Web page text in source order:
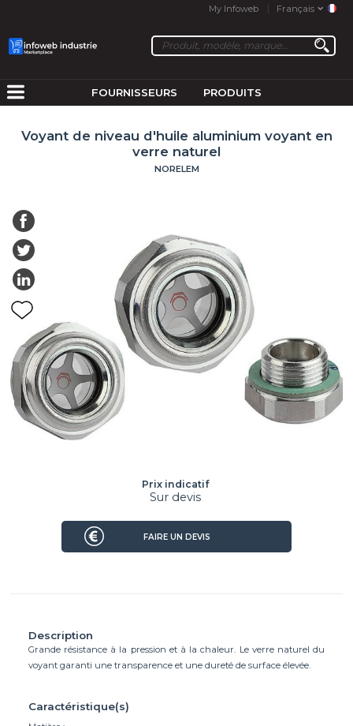
My Infoweb Français
FOURNISSEURS PRODUITS
Voyant de niveau d'huile aluminium voyant en
verre naturel
NORELEM
Description
Grande résistance à la pression et à la chaleur. Le verre naturel du
voyant garanti une transparence et une dureté de surface élevée.
Caractéristique(s)
Prix indicatif
Sur devis
FAIRE UN DEVIS